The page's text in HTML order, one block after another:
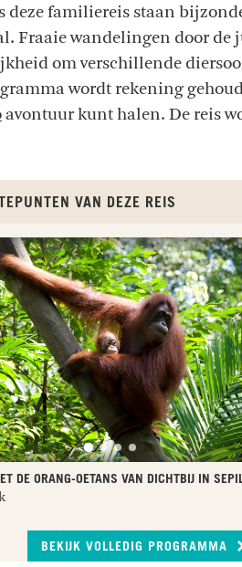
deze familiereis staan
Fraaie wandelingen door de
om verschillende
wordt rekening
avontuur kunt halen. De reis
VAN DEZE REIS
DE ORANG-OETANS VAN DICHTBIJ IN
BEKIJK VOLLEDIG PROGRAMMA
SYABAS RESORT
Laut Kinarut